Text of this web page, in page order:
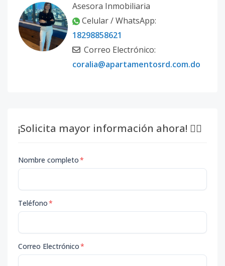
Asesora Inmobiliaria
Celular / WhatsApp:
18298858621
Correo Electrónico:
coralia@apartamentosrd.com.do
¡Solicita mayor información ahora! 👇🏽
Nombre completo*
Teléfono*
Correo Electrónico*